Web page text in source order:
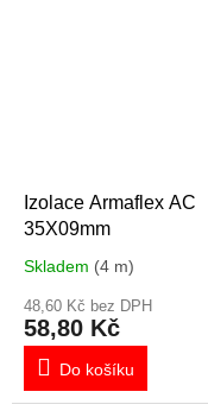
Izolace Armaflex AC
35X09mm
Skladem (4 m)
48,60 Kč bez DPH
58,80 Kč
Do košíku